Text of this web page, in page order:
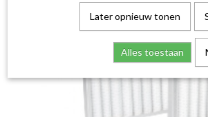
Later opnieuw tonen
Alles toestaan